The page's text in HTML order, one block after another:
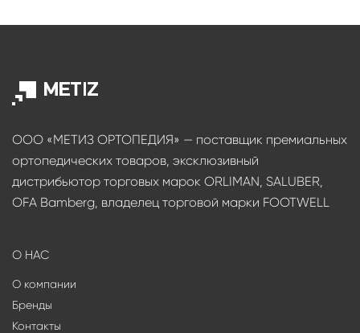
ООО «МЕТИЗ ОРТОПЕДИЯ» — поставщик премиальных
ортопедических товаров, эксклюзивный
дистрибьютор торговых марок ORLIMAN, SALUBER,
OFA Bamberg, владелец торговой марки FOOTWELL
О НАС
О компании
Бренды
Контакты